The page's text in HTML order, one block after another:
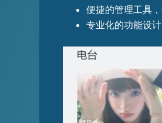
便捷的管理工具
专业化的功能设